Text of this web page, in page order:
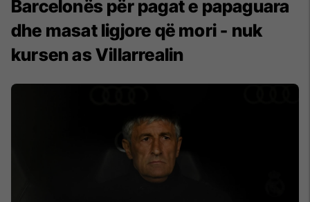
Barcelonës për pagat e papaguara
dhe masat ligjore që mori - nuk
kursen as Villarrealin